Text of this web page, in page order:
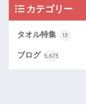
カテゴリー
タオル特集 13
ブログ 5,673